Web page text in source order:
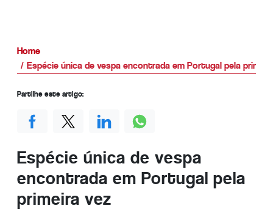
Home
Espécie única de vespa encontrada em Portugal pela
Espécie única de vespa
encontrada em Portugal pela
primeira vez
Partilhe este artigo: